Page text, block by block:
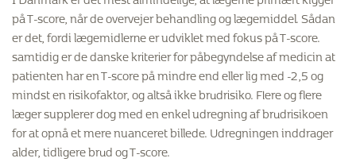
på T-score, når de overvejer behandling og lægemiddel. Sådan
er det, fordi lægemidlerne er udviklet med fokus på T-score.
samtidig er de danske kriterier for påbegyndelse af medicin at
patienten har en T-score på mindre end eller lig med -2,5 og
mindst en risikofaktor, og altså ikke brudrisiko. Flere og flere
læger supplerer dog med en enkel udregning af brudrisikoen
for at opnå et mere nuanceret billede. Udregningen inddrager
alder, tidligere brud og T-score.